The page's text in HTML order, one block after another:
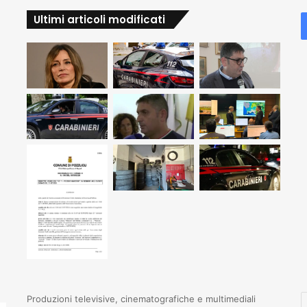
Ultimi articoli modificati
Produzioni televisive, cinematografiche e multimediali